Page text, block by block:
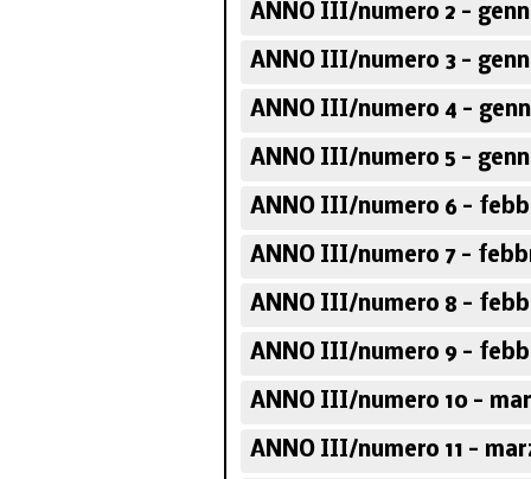
ANNO III/numero 2 -
ANNO III/numero 3 -
ANNO III/numero 4 -
ANNO III/numero 5 -
ANNO III/numero 6 -
ANNO III/numero 7 -
ANNO III/numero 8 -
ANNO III/numero 9 -
ANNO III/numero 10 -
ANNO III/numero 11 -